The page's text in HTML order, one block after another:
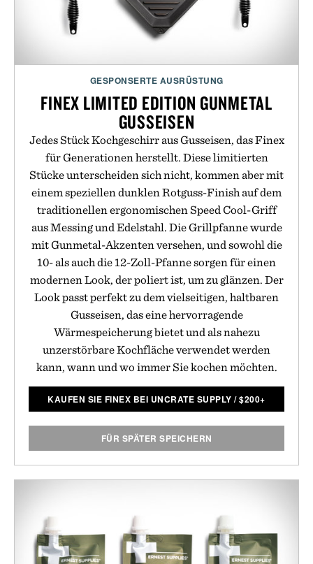
GESPONSERTE AUSRÜSTUNG
FINEX LIMITED EDITION GUNMETAL
GUSSEISEN
Jedes Stück Kochgeschirr aus Gusseisen, das Finex
für Generationen herstellt. Diese limitierten
Stücke unterscheiden sich nicht, kommen aber mit
einem speziellen dunklen Rotguss-Finish auf dem
traditionellen ergonomischen Speed Cool-Griff
aus Messing und Edelstahl. Die Grillpfanne wurde
mit Gunmetal-Akzenten versehen, und sowohl die
10- als auch die 12-Zoll-Pfanne sorgen für einen
modernen Look, der poliert ist, um zu glänzen. Der
Look passt perfekt zu dem vielseitigen, haltbaren
Gusseisen, das eine hervorragende
Wärmespeicherung bietet und als nahezu
unzerstörbare Kochfläche verwendet werden
kann, wann und wo immer Sie kochen möchten.
KAUFEN SIE FINEX BEI UNCRATE SUPPLY /$200+
FÜR SPÄTER SPEICHERN